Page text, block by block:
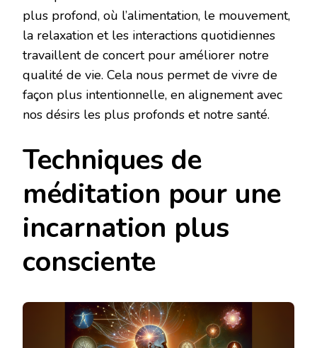
plus profond, où l’alimentation, le mouvement,
la relaxation et les interactions quotidiennes
travaillent de concert pour améliorer notre
qualité de vie. Cela nous permet de vivre de
façon plus intentionnelle, en alignement avec
nos désirs les plus profonds et notre santé.
Techniques de
méditation pour une
incarnation plus
consciente